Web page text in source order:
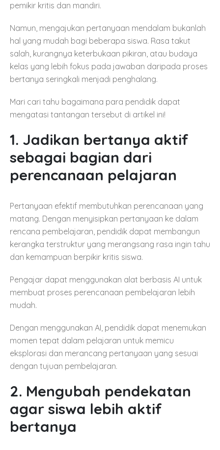
pemikir kritis dan mandiri.
Namun, mengajukan pertanyaan mendalam bukanlah
hal yang mudah bagi beberapa siswa. Rasa takut
salah, kurangnya keterbukaan pikiran, atau budaya
kelas yang lebih fokus pada jawaban daripada proses
bertanya seringkali menjadi penghalang.
Mari cari tahu bagaimana para pendidik dapat
mengatasi tantangan tersebut di artikel ini!
1. Jadikan bertanya aktif
sebagai bagian dari
perencanaan pelajaran
Pertanyaan efektif membutuhkan perencanaan yang
matang. Dengan menyisipkan pertanyaan ke dalam
rencana pembelajaran, pendidik dapat membangun
kerangka terstruktur yang merangsang rasa ingin tahu
dan kemampuan berpikir kritis siswa.
Pengajar dapat menggunakan alat berbasis AI untuk
membuat proses perencanaan pembelajaran lebih
mudah.
Dengan menggunakan AI, pendidik dapat menemukan
momen tepat dalam pelajaran untuk memicu
eksplorasi dan merancang pertanyaan yang sesuai
dengan tujuan pembelajaran.
2. Mengubah pendekatan
agar siswa lebih aktif
bertanya